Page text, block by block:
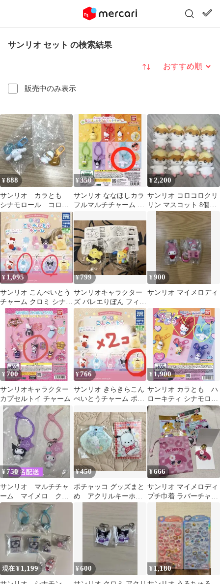
サンリオ セット の検索結果
販売中のみ表示
並び替え
¥888
サンリオ カラとも
シナモロール コロコ
ロクリリン
¥350
サンリオ ななほしカラ
フルマルチチャーム シ
¥2,200
サンリオ コロコロクリ
リン マスコット 8個セ
ット
¥1,095
サンリオ こんぺいとう
チャーム クロミ シナモ
ロール
¥799
サンリオキャラクター
ズ バレエりぼん フィギ
ュア 2種セット
¥900
サンリオ マイメロディ
¥700
サンリオキャラクター
カプセルトイ チャーム
¥766
サンリオ きらきらこん
ぺいとうチャーム ポム
¥ 1,900
サンリオ カラとも ハ
ローキティ シナモロー
ル マスコット 4点セッ
¥ 750
サンリオ マルチチャ
ーム マイメロ クロ
ミ
¥450
ポチャッコ グッズまと
め アクリルキーホル
¥666
サンリオ マイメロディ
プチ巾着 ラバーチャー
現在 ¥ 1,199 ¥600 ¥ 1,180